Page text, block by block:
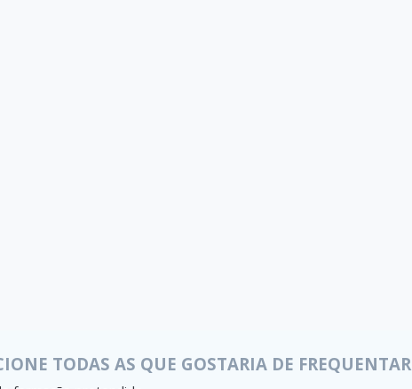
TODAS AS QUE GOSTARIA DE FREQUENTAR